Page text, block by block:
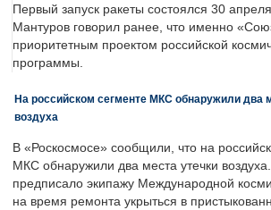
Первый запуск ракеты состоялся 30
Мантуров говорил ранее, что именно
приоритетным проектом российской
программы.
На российском сегменте МКС обнаружили два
воздуха
В «Роскосмосе» сообщили, что на
МКС обнаружили два места утечки
предписало экипажу Международной
на время ремонта укрыться в